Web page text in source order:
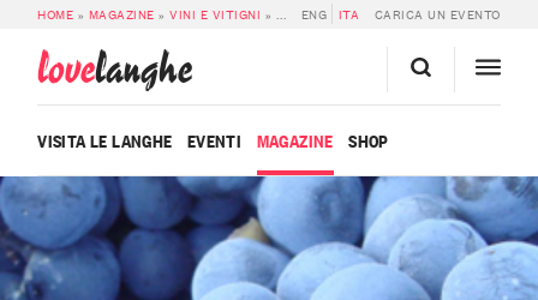
HOME » MAGAZINE »VINI E VITIGNI » DOLCETTO DI DIANO D’ALBA DOCG
ENG ITA CARICA UN EVENTO
lovelanghe
VISITA LE LANGHE EVENTI MAGAZINE SHOP